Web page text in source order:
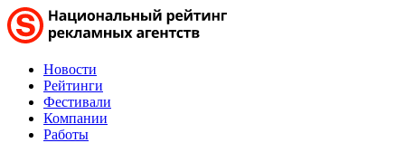
Новости
Рейтинги
Фестивали
Компании
Работы